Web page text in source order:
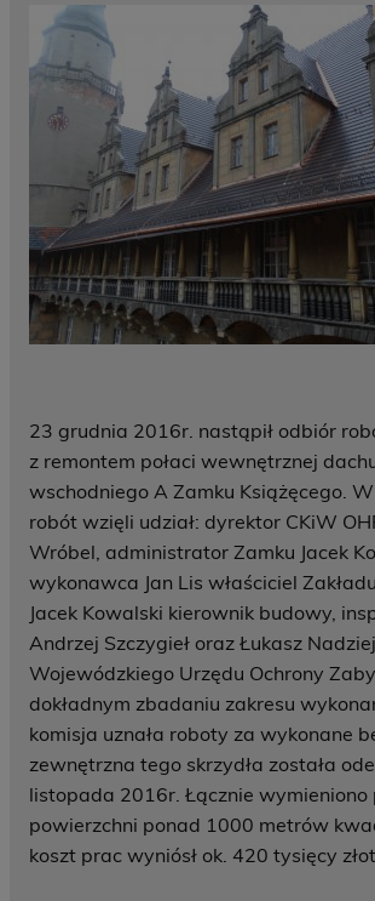
23 grudnia 2016r. nastąpił odbiór
z remontem połaci wewnętrznej
wschodniego A Zamku Książęcego.
robót wzięli udział: dyrektor CKiW
Wróbel, administrator Zamku Jacek
wykonawca Jan Lis właściciel
Jacek Kowalski kierownik budowy,
Andrzej Szczygieł oraz Łukasz
Wojewódzkiego Urzędu Ochrony
dokładnym zbadaniu zakresu
komisja uznała roboty za wykonane
zewnętrzna tego skrzydła została
listopada 2016r. Łącznie wymieniono
powierzchni ponad 1000 metrów
koszt prac wyniósł ok. 420 tysięcy